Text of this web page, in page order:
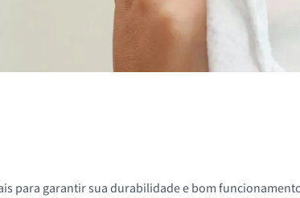
para garantir sua durabilidade e bom